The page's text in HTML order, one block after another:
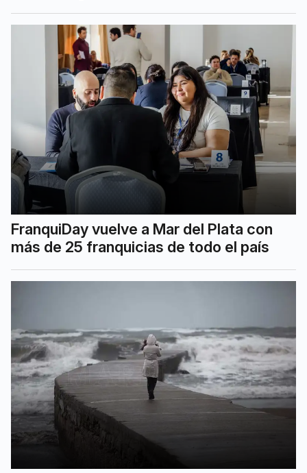
FranquiDay vuelve a Mar del Plata con
más de 25 franquicias de todo el país